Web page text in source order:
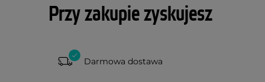
Przy zakupie zyskujesz
Darmowa dostawa